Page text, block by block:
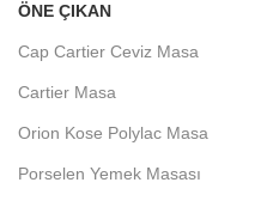
ÖNE ÇIKAN
Cap Cartier Ceviz Masa
Cartier Masa
Orion Kose Polylac Masa
Porselen Yemek Masası